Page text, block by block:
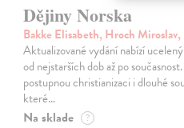
Dějiny Norska
Bakke Elisabeth, Hroch
Aktualizované vydání nabízí
od nejstarších dob až po
postupnou christianizaci i dlouhé
které…
Na sklade ?